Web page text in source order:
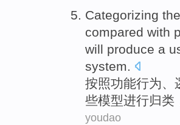
Categorizing
compared with
will produce a
system.
按照功能行为、
些模型进行归类
youdao